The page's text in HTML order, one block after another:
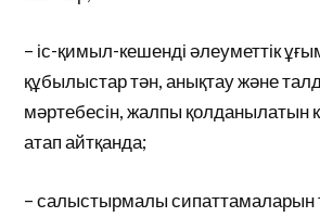
– іс-қимыл-кешенді әлеуметтік
құбылыстар тән, анықтау және
мәртебесін, жалпы қолданылатын
атап айтқанда;
– салыстырмалы сипаттамаларын